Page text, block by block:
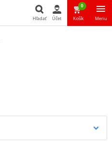
Hľadať Účet
0
Košík Menu